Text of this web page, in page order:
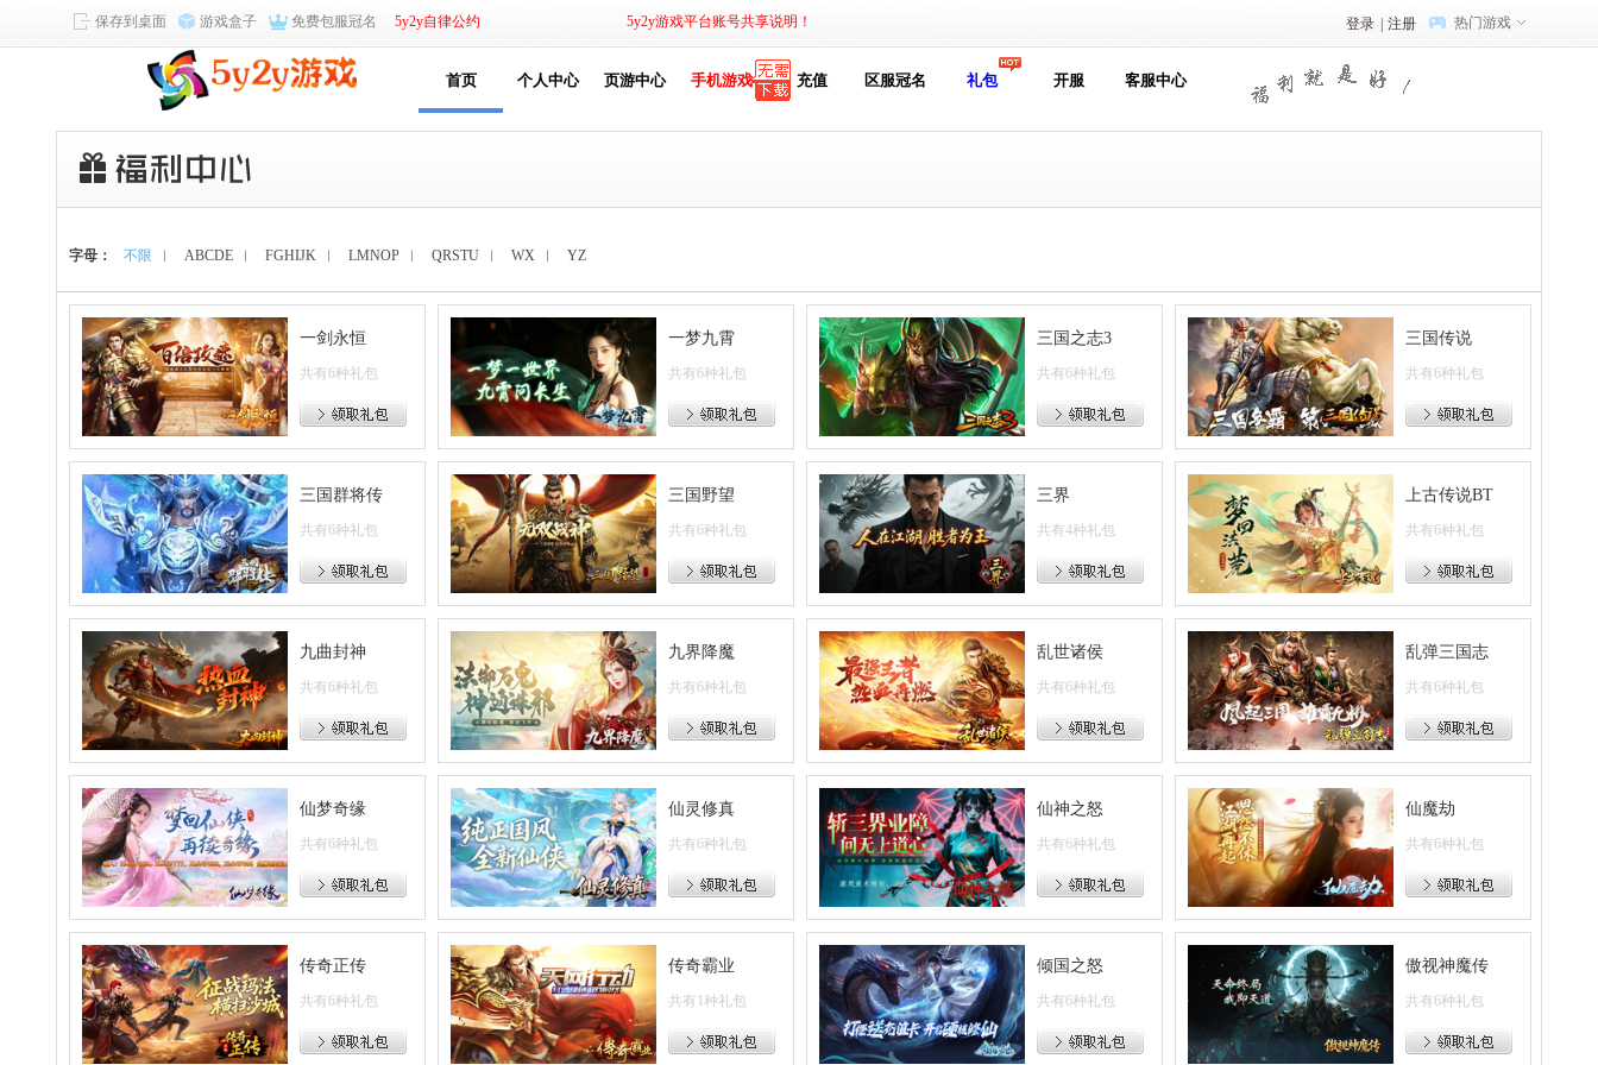
保存到桌面 游戏盒子 免费包服冠名 5y2y自律公约 5y2y游戏平台账号共享说明！ 热门游戏
登录 注册
首页 个人中心 页游中心 手机游戏 充值 区服冠名 礼包 开服 客服中心
字母： 不限 ︱ ABCDE ︱ FGHIJK ︱ LMNOP ︱ QRSTU ︱ WX ︱ YZ
一剑永恒
共有6种礼包
一梦九霄
共有6种礼包
三国之志3
共有6种礼包
三国传说
共有6种礼包
三国群将传
共有6种礼包
三国野望
共有6种礼包
三界
共有4种礼包
上古传说BT
共有6种礼包
九曲封神
共有6种礼包
九界降魔
共有6种礼包
乱世诸侯
共有6种礼包
乱弹三国志
共有6种礼包
仙梦奇缘
共有6种礼包
仙灵修真
共有6种礼包
仙神之怒
共有6种礼包
仙魔劫
共有6种礼包
传奇正传
共有6种礼包
传奇霸业
共有1种礼包
倾国之怒
共有6种礼包
傲视神魔传
共有6种礼包